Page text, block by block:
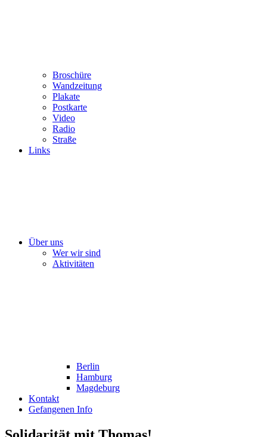
Broschüre
Wandzeitung
Plakate
Postkarte
Video
Radio
Straße
Links
Über uns
Wer wir sind
Aktivitäten
Berlin
Hamburg
Magdeburg
Kontakt
Gefangenen Info